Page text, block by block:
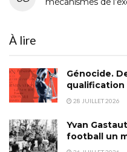
À lire
Génocide.
qualification
28 JUILLET 2026
Yvan
football un